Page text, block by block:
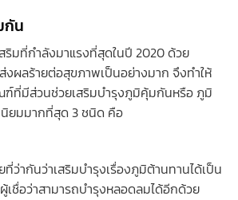
กัน
ริมที่กำลังมาแรงที่สุดในปี 2020 ด้วย
ผลร้ายต่อสุขภาพเป็นอย่างมาก จึงทำให้
ที่มีส่วนช่วยเสริมบำรุงภูมิคุ้มกันหรือ ภูมิ
ยมมากที่สุด 3 ชนิด คือ
ว่ากันว่าเสริมบำรุงเรื่องภูมิต้านทานได้เป็น
ชื่อว่าสามารถบำรุงหลอดลมได้อีกด้วย